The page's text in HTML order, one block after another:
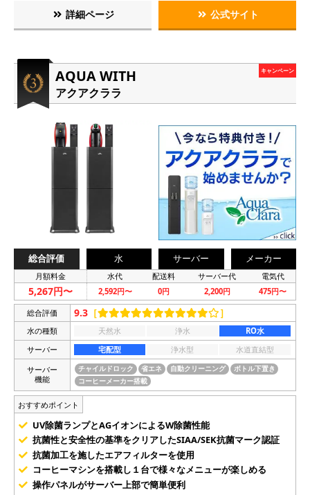
詳細ページ 公式サイト
AQUA WITH
アクアクララ
キャンペーン
総合評価 水 サーバー メーカー
月額料金 水代 配送料 サーバー代 電気代
5,267円〜 2,592円〜 0円 2,200円 475円〜
総合評価 9.3 ［ ］
水の種類 天然水 浄水
RO水
サーバー
宅配型 浄水型
水道直結型
サーバー
機能
チャイルドロック 省エネ 自動クリーニング
ボトル下置き
コーヒーメーカー搭載
おすすめポイント
UV除菌ランプとAGイオンによるW除菌性能
抗菌性と安全性の基準をクリアしたSIAA/SEK抗菌マーク認証
抗菌加工を施したエアフィルターを使用
コーヒーマシンを搭載し１台で様々なメニューが楽しめる
操作パネルがサーバー上部で簡単便利